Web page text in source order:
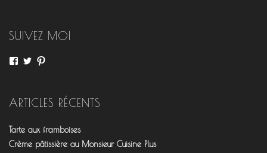
SUIVEZ MOI
Voir
fourchettesflo
sur
Voir
@fourchettesflo
sur
fleurjeanne
sur
ARTICLES RÉCENTS
Tarte aux framboises
Crème pâtissière au Monsieur Cuisine Plus